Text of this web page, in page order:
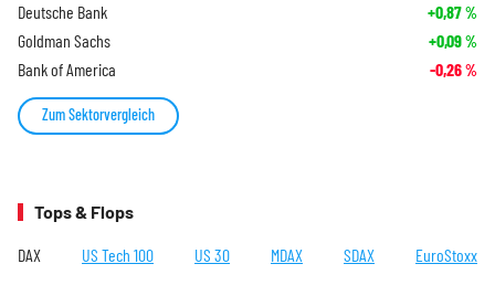
Deutsche Bank +0,87%
Goldman Sachs +0,09%
Bank of America -0,26%
Zum Sektorvergleich
Tops & Flops
DAX US Tech 100 US 30 MDAX SDAX EuroStoxx